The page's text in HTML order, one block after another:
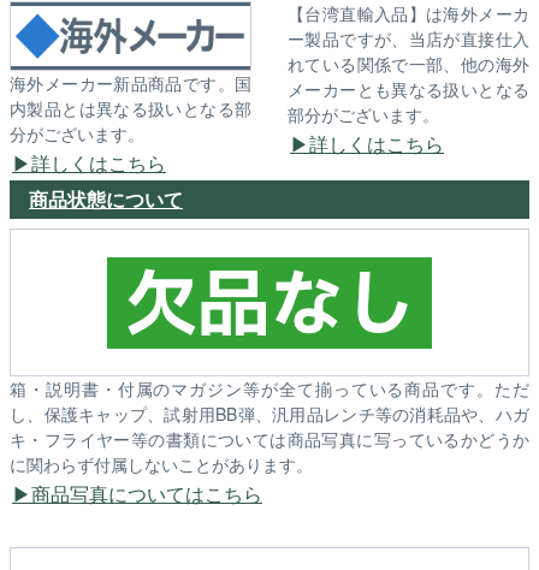
海外メーカー新品商品です。国
内製品とは異なる扱いとなる部
分がございます。
詳しくはこちら
【台湾直輸入品】は海外メーカ
ー製品ですが、当店が直接仕入
れている関係で一部、他の海外
メーカーとも異なる扱いとなる
部分がございます。
詳しくはこちら
商品状態について
箱・説明書・付属のマガジン等が全て揃っている商品です。ただ
し、保護キャップ、試射用BB弾、汎用品レンチ等の消耗品や、ハガ
キ・フライヤー等の書類については商品写真に写っているかどうか
に関わらず付属しないことがあります。
商品写真についてはこちら